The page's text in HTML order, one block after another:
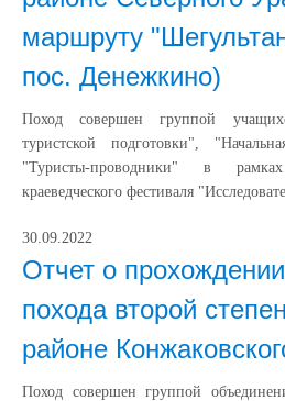
маршруту
пос. Денежкино)
Поход совершен группой
туристской подготовки",
"Туристы-проводники" в
краеведческого фестиваля
30.09.2022
Отчет о
похода второй
районе
Поход совершен группой